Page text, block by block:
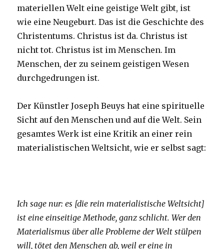
materiellen Welt eine geistige Welt gibt, ist
wie eine Neugeburt. Das ist die Geschichte des
Christentums. Christus ist da. Christus ist
nicht tot. Christus ist im Menschen. Im
Menschen, der zu seinem geistigen Wesen
durchgedrungen ist.
Der Künstler Joseph Beuys hat eine spirituelle
Sicht auf den Menschen und auf die Welt. Sein
gesamtes Werk ist eine Kritik an einer rein
materialistischen Weltsicht, wie er selbst sagt:
Ich sage nur: es [die rein materialistische Weltsicht]
ist eine einseitige Methode, ganz schlicht. Wer den
Materialismus über alle Probleme der Welt stülpen
will, tötet den Menschen ab, weil er eine in